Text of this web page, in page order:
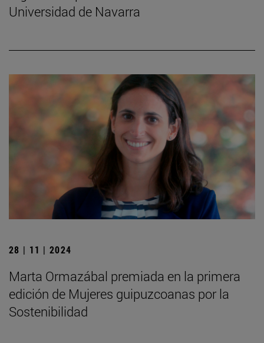
Universidad de Navarra
28 | 11 | 2024
Marta Ormazábal premiada en la primera
edición de Mujeres guipuzcoanas por la
Sostenibilidad